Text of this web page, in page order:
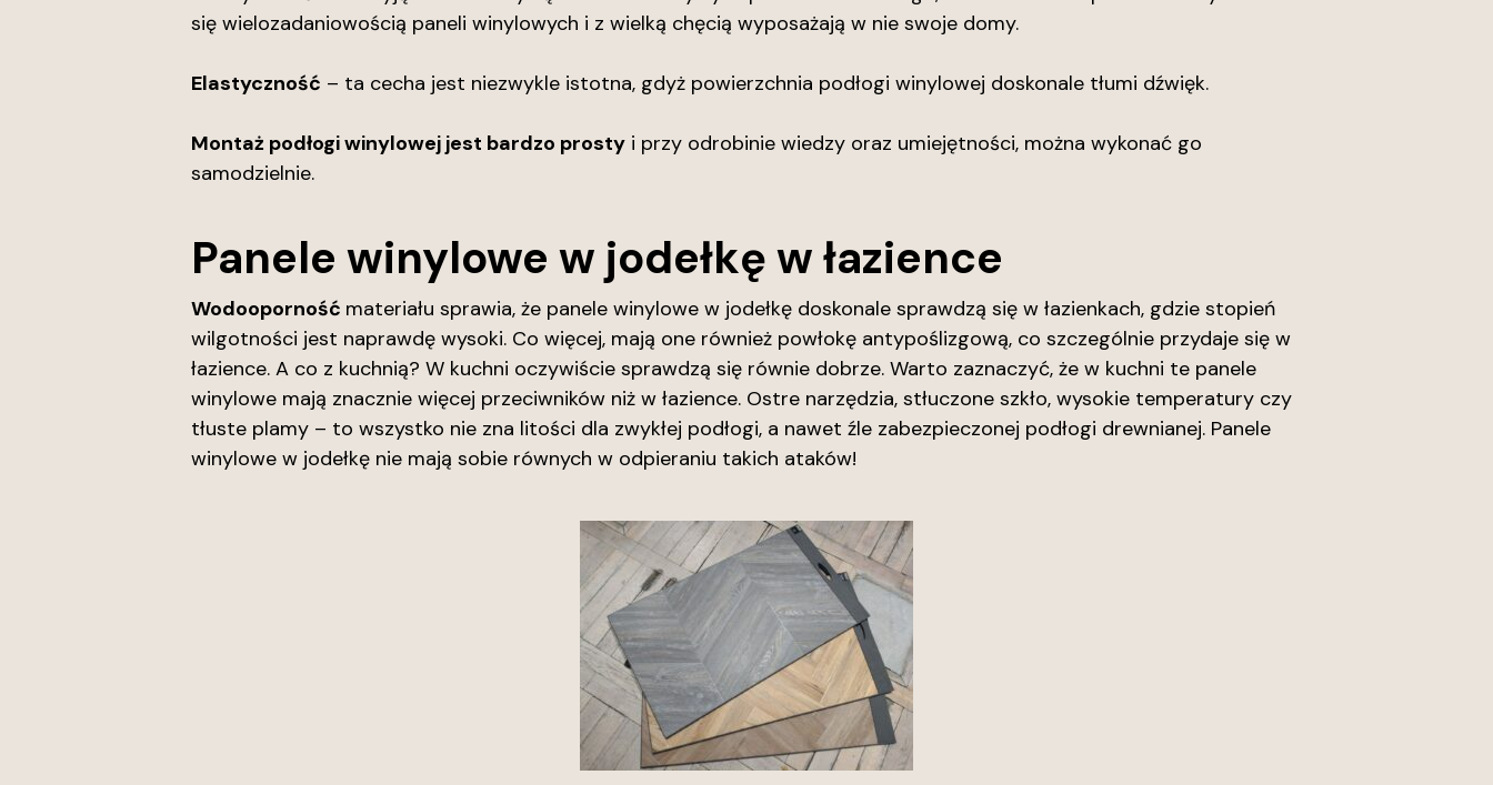
się wielozadaniowością paneli winylowych i z wielką chęcią wyposażają w nie swoje domy.
Elastyczność – ta cecha jest niezwykle istotna, gdyż powierzchnia podłogi winylowej doskonale tłumi dźwięk.
Montaż podłogi winylowej jest bardzo prosty i przy odrobinie wiedzy oraz umiejętności, można wykonać go
samodzielnie.
Panele winylowe w jodełkę w łazience
Wodooporność materiału sprawia, że panele winylowe w jodełkę doskonale sprawdzą się w łazienkach, gdzie stopień
wilgotności jest naprawdę wysoki. Co więcej, mają one również powłokę antypoślizgową, co szczególnie przydaje się w
łazience. A co z kuchnią? W kuchni oczywiście sprawdzą się równie dobrze. Warto zaznaczyć, że w kuchni te panele
winylowe mają znacznie więcej przeciwników niż w łazience. Ostre narzędzia, stłuczone szkło, wysokie temperatury czy
tłuste plamy – to wszystko nie zna litości dla zwykłej podłogi, a nawet źle zabezpieczonej podłogi drewnianej. Panele
winylowe w jodełkę nie mają sobie równych w odpieraniu takich ataków!